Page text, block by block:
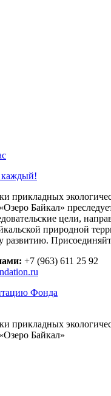
прикладных
Байкал»
цели,
природной
развитию.
+7 (963) 611 25 92
Фонда
прикладных
«Озеро Байкал»